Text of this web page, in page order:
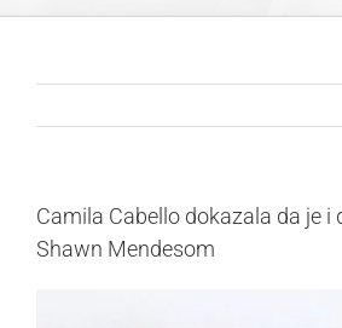
Camila Cabello dokazala da je i
Shawn Mendesom